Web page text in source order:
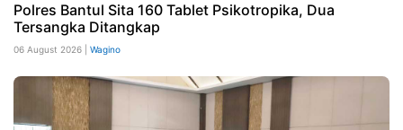
Polres Bantul Sita 160 Tablet Psikotropika, Dua
Tersangka Ditangkap
06 August 2026 | Wagino